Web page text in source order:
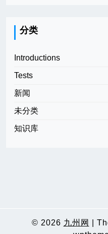
分类
Introductions
Tests
新闻
未分类
知识库
© 2026 九州网